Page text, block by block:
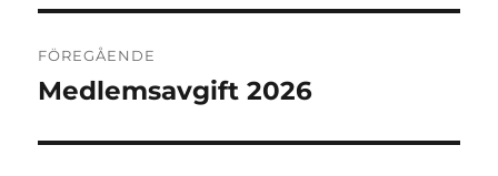
FÖREGÅENDE
Föregående
Medlemsavgift 2026